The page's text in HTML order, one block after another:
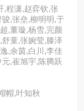
,程潇,赵弈钦,张
骏,张垒,柳明明,于
,董璇,杨雪,完颜
舒童,张婉莹,滕泽
,余茵,白川,李佳
元,崔旭宇,陈腾跃
帽,叶知秋